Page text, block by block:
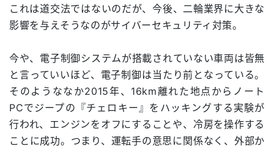
これは道交法ではないのだが、今後、二輪業界に大きな
影響を与えそうなのがサイバーセキュリティ対策。
今や、電子制御システムが搭載されていない車両は皆無
と言っていいほど、電子制御は当たり前となっている。
そのようななか2015年、16km離れた地点からノート
PCでジープの『チェロキー』をハッキングする実験が
行われ、エンジンをオフにすることや、冷房を操作する
ことに成功。つまり、運転手の意思に関係なく、外部か